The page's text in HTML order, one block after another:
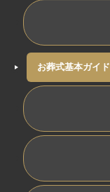
お葬式基本ガイド